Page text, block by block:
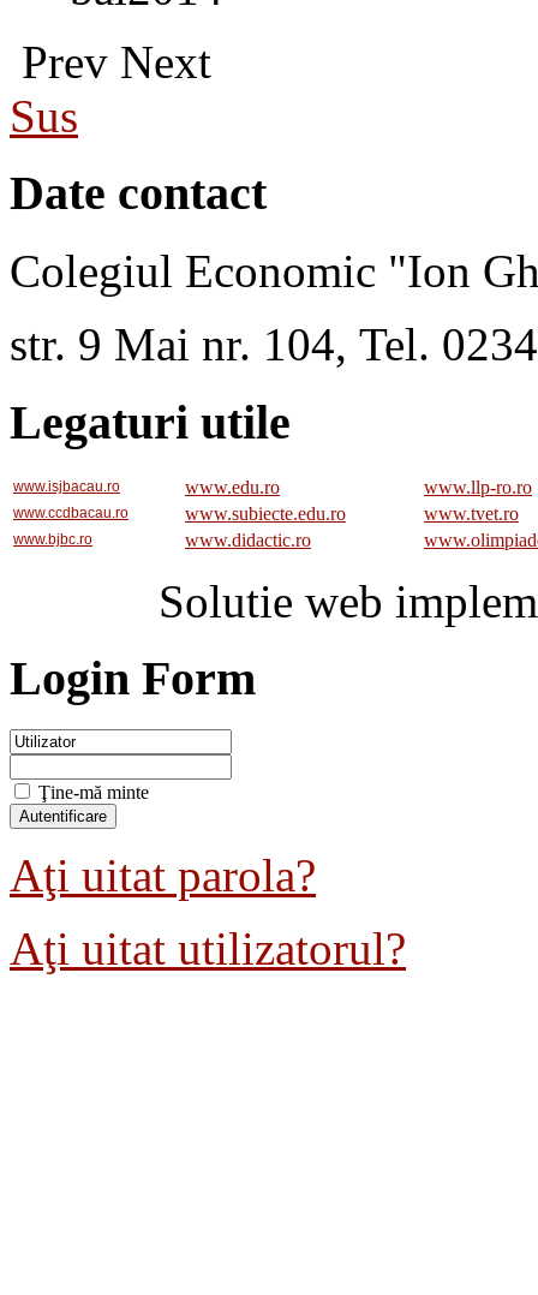
Prev Next
Sus
Date contact
Colegiul Economic "Ion
str. 9 Mai nr. 104, Tel.
Legaturi utile
www.isjbacau.ro www.edu.ro www.llp-ro.ro
www.ccdbacau.ro www.subiecte.edu.ro www.tvet.ro
www.bjbc.ro www.didactic.ro
Solutie web
Login Form
Ţine-mă minte
Aţi uitat parola?
Aţi uitat utilizatorul?